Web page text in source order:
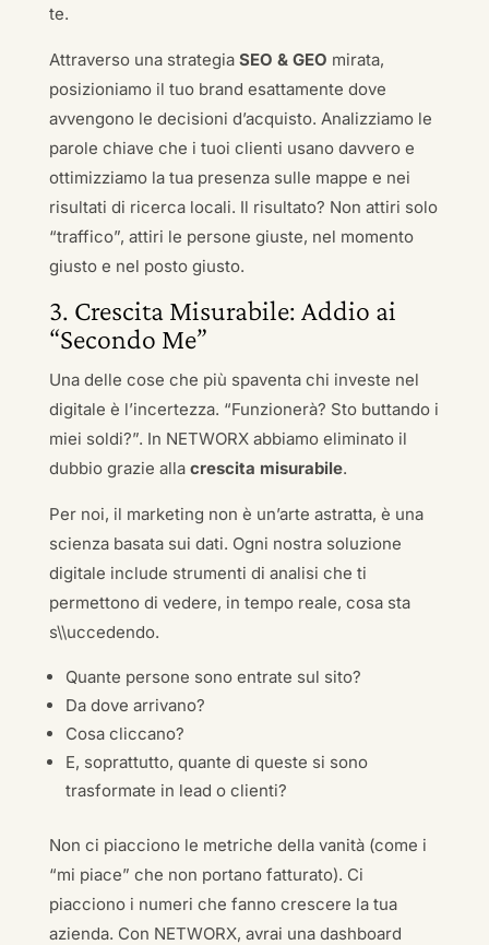
te.
Attraverso una strategia SEO & GEO mirata,
posizioniamo il tuo brand esattamente dove
avvengono le decisioni d’acquisto. Analizziamo le
parole chiave che i tuoi clienti usano davvero e
ottimizziamo la tua presenza sulle mappe e nei
risultati di ricerca locali. Il risultato? Non attiri solo
“traffico”, attiri le persone giuste, nel momento
giusto e nel posto giusto.
3. Crescita Misurabile: Addio ai
“Secondo Me”
Una delle cose che più spaventa chi investe nel
digitale è l’incertezza. “Funzionerà? Sto buttando i
miei soldi?”. In NETWORX abbiamo eliminato il
dubbio grazie alla crescita misurabile.
Per noi, il marketing non è un’arte astratta, è una
scienza basata sui dati. Ogni nostra soluzione
digitale include strumenti di analisi che ti
permettono di vedere, in tempo reale, cosa sta
s\\uccedendo.
Quante persone sono entrate sul sito?
Da dove arrivano?
Cosa cliccano?
E, soprattutto, quante di queste si sono
trasformate in lead o clienti?
Non ci piacciono le metriche della vanità (come i
“mi piace” che non portano fatturato). Ci
piacciono i numeri che fanno crescere la tua
azienda. Con NETWORX, avrai una dashboard